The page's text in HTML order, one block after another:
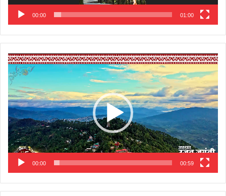
00:00 01:00
Video
Player
00:00 00:59